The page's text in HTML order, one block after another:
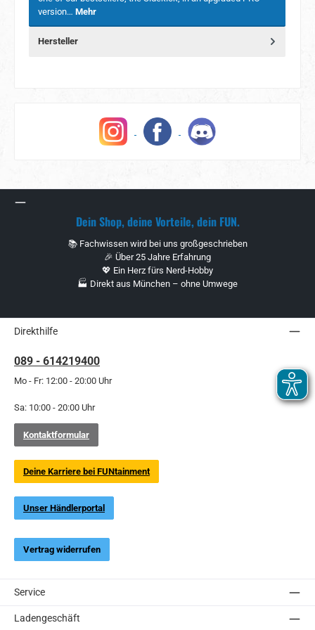
version… Mehr
Hersteller
Dein Shop, deine Vorteile, dein FUN.
📚 Fachwissen wird bei uns großgeschrieben
🎉 Über 25 Jahre Erfahrung
💖 Ein Herz fürs Nerd-Hobby
🏭 Direkt aus München – ohne Umwege
Direkthilfe
089 - 614219400
Mo - Fr: 12:00 - 20:00 Uhr
Sa: 10:00 - 20:00 Uhr
Kontaktformular
Deine Karriere bei FUNtainment
Unser Händlerportal
Vertrag widerrufen
Service
Ladengeschäft